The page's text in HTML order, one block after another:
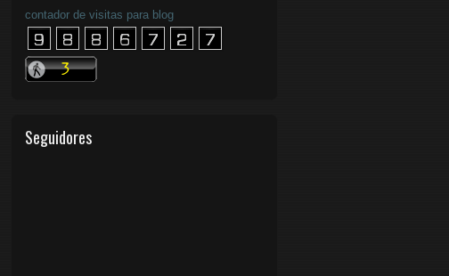
contador de visitas para blog
Seguidores